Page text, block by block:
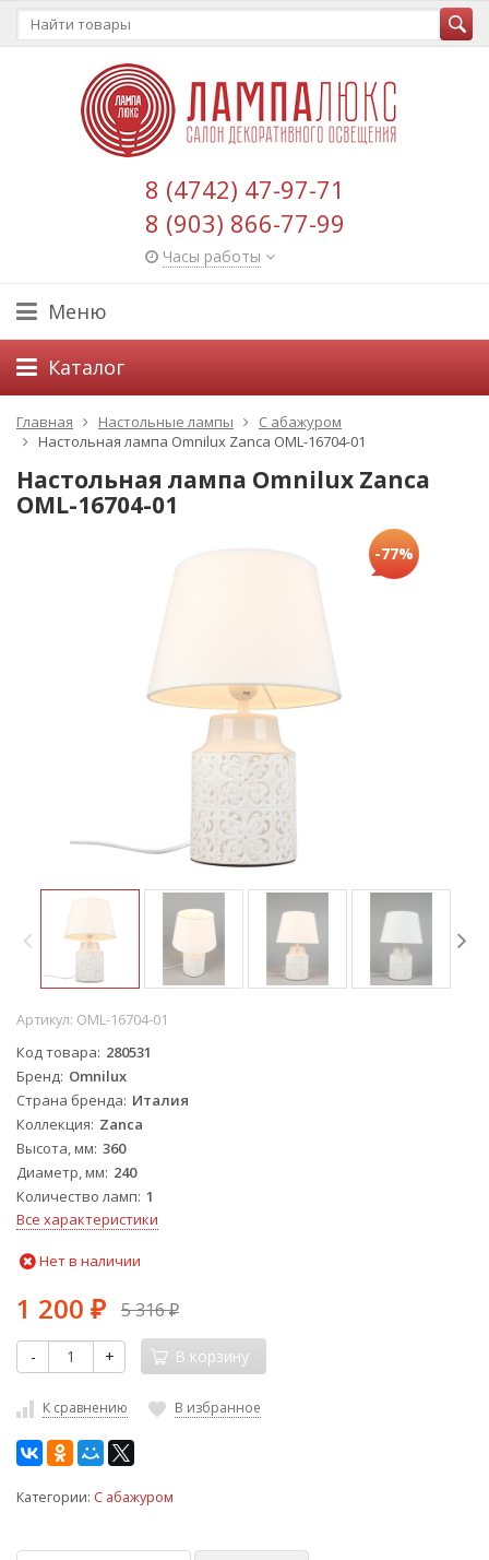
8 (4742) 47-97-71
8 (903) 866-77-99
Часы работы
Меню
Каталог
Главная Настольные лампы
С абажуром
Настольная лампа Omnilux Zanca OML-16704-01
Настольная лампа Omnilux Zanca
OML-16704-01
-77%
Артикул: OML-16704-01
Код товара 280531
Бренд Omnilux
Страна бренда Италия
Коллекция Zanca
Высота, мм 360
Диаметр, мм 240
Количество ламп 1
Все характеристики
Нет в наличии
1 200 ₽ 5 316₽
- + В корзину
К сравнению В избранное
Категории: С абажуром